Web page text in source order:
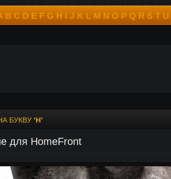
B C D E F G H I J K L M N O P Q R S T U
БУКВУ ‘H’
для HomeFront